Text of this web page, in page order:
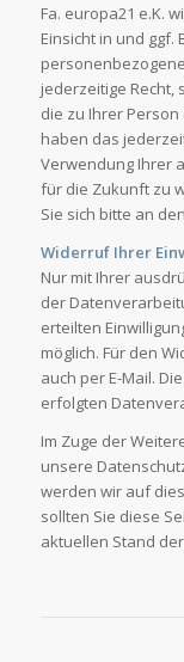
Fa. europa21 e.K.
Einsicht in und ggf.
jederzeitige Recht,
die zu Ihrer
haben das
Verwendung Ihrer
für die Zukunft zu
Sie sich bitte an
Widerruf Ihrer
Nur mit Ihrer
der
erteilten
möglich. Für den
auch per E-Mail.
erfolgten
Im Zuge der
unsere
werden wir auf
sollten Sie diese
aktuellen Stand